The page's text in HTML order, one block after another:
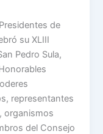
de
su XLIII
Pedro Sula,
representantes
organismos
del Consejo